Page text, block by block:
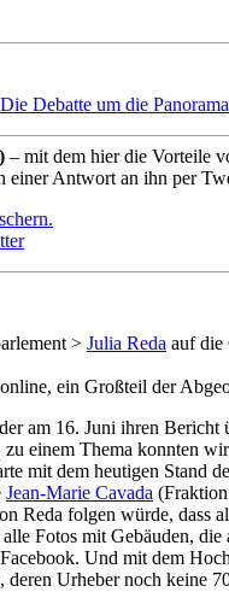
Die Debatte um die
– mit dem hier die Vorteile
Antwort an ihn per
> Julia Reda auf die
ein Großteil der
am 16. Juni ihren
einem Thema konnten
mit dem heutigen
Jean-Marie Cavada
Reda folgen würde,
Fotos mit Gebäuden,
Und mit dem
Urheber noch keine